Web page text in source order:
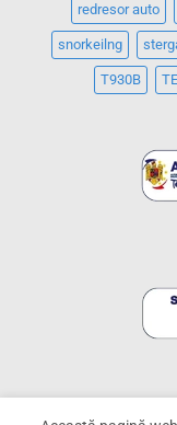
redresor auto
snorkeilng
T930B